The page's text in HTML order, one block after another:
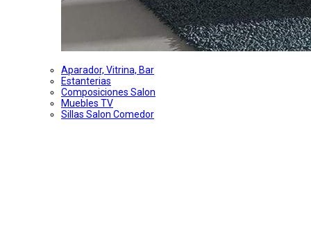
Aparador, Vitrina, Bar
Estanterias
Composiciones Salon
Muebles TV
Sillas Salon Comedor